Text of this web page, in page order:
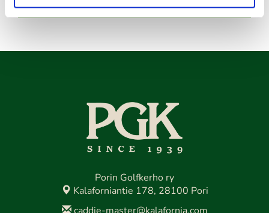
Porin Golfkerho ry
Kalaforniantie 178, 28100 Pori
caddie-master@kalafornia.com